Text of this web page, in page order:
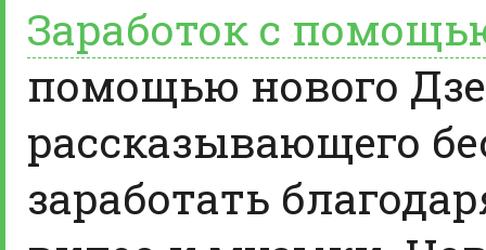
Заработок с
помощью нового
рассказывающего
заработать